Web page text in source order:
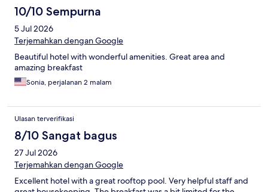
10/10 Sempurna
5 Jul 2026
Terjemahkan dengan Google
Beautiful hotel with wonderful amenities. Great area and
amazing breakfast
Sonia, perjalanan 2 malam
Ulasan terverifikasi
8/10 Sangat bagus
27 Jul 2026
Terjemahkan dengan Google
Excellent hotel with a great rooftop pool. Very helpful staff and